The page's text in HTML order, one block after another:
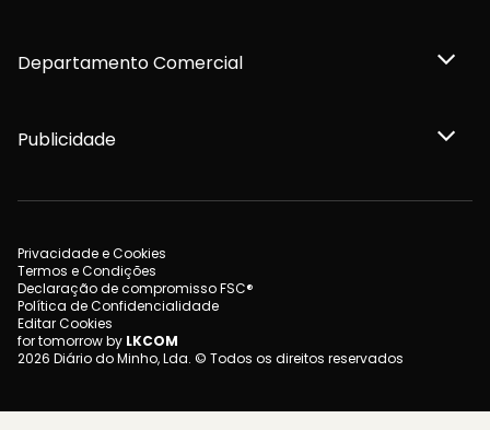
Departamento Comercial
Publicidade
Privacidade e Cookies
Termos e Condições
Declaração de compromisso FSC®
Política de Confidencialidade
Editar Cookies
for tomorrow by LKCOM
2026 Diário do Minho, Lda. © Todos os direitos reservados